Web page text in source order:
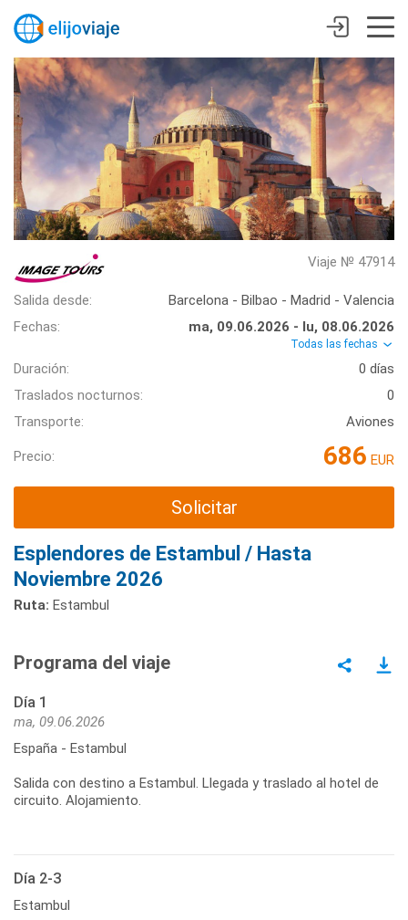
Viaje № 47914
Salida desde:
Barcelona - Bilbao - Madrid - Valencia
Fechas:
ma, 09.06.2026 - lu, 08.06.2026
Todas las fechas
Duración:
0 días
Traslados nocturnos:
0
Transporte:
Aviones
Precio: 686 EUR
Solicitar
Esplendores de Estambul / Hasta
Noviembre 2026
Ruta: Estambul
Programa del viaje
Día 1
ma, 09.06.2026
España - Estambul
Salida con destino a Estambul. Llegada y traslado al hotel de
circuito. Alojamiento.
Día 2-3
Estambul